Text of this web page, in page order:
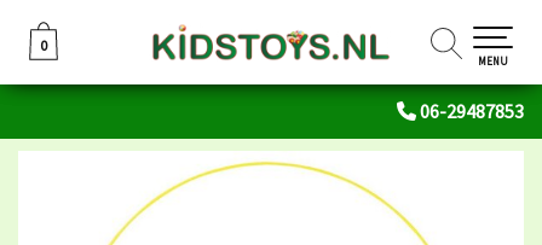
06-29487853
0
0
MENU